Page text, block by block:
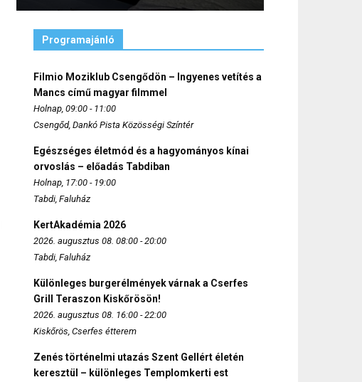
Programajánló
Filmio Moziklub Csengődön – Ingyenes vetítés a
Mancs című magyar filmmel
Holnap, 09:00 - 11:00
Csengőd, Dankó Pista Közösségi Színtér
Egészséges életmód és a hagyományos kínai
orvoslás – előadás Tabdiban
Holnap, 17:00 - 19:00
Tabdi, Faluház
KertAkadémia 2026
2026. augusztus 08. 08:00 - 20:00
Tabdi, Faluház
Különleges burgerélmények várnak a Cserfes
Grill Teraszon Kiskőrösön!
2026. augusztus 08. 16:00 - 22:00
Kiskőrös, Cserfes étterem
Zenés történelmi utazás Szent Gellért életén
keresztül – különleges Templomkerti est